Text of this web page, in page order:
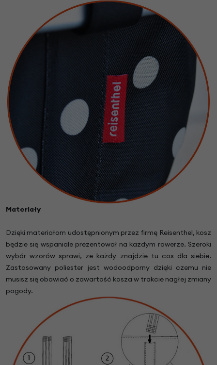
Materiały
Dzięki materiałom udostępnionym przez firmę Reisenthel, kosz
będzie się wspaniale prezentował na każdym rowerze. Szeroki
wybór wzorów sprawi, ze każdy znajdzie tu cos dla siebie.
Zastosowany poliester jest wodoodporny dzięki czemu nie
musisz się obawiać o zawartość kosza w trakcie nagłej zmiany
pogody.